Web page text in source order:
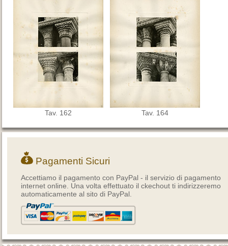
Tav. 162 Tav. 164
Pagamenti Sicuri
Accettiamo il pagamento con PayPal - il servizio di pagamento
internet online. Una volta effettuato il ckechout ti indirizzeremo
automaticamente al sito di PayPal.